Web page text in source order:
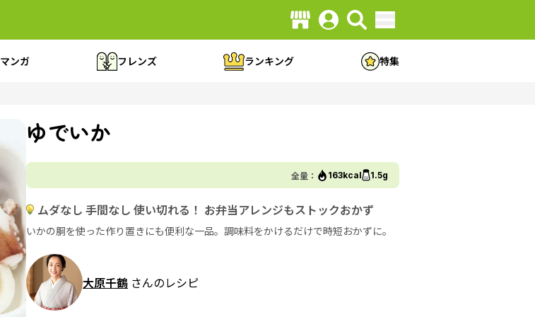
マンガ フレンズ ランキング 特集
ゆでいか
全量： 163kcal 1.5g
ムダなし 手間なし 使い切れる！ お弁当アレンジもストックおかず
いかの胴を使った作り置きにも便利な一品。調味料をかけるだけで時短おかずに。
大原千鶴 さんのレシピ